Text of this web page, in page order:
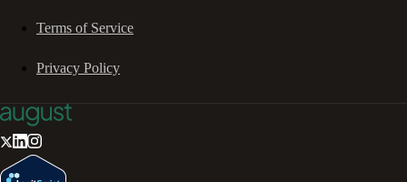
Terms of Service
Privacy Policy